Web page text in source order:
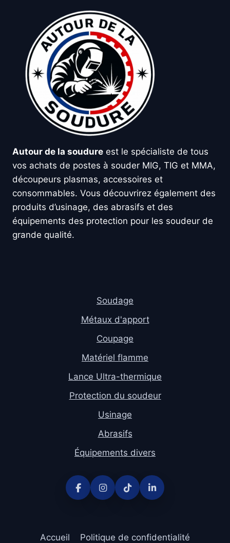
Autour de la soudure est le spécialiste de tous
vos achats de postes à souder MIG, TIG et MMA,
découpeurs plasmas, accessoires et
consommables. Vous découvrirez également des
produits d’usinage, des abrasifs et des
équipements des protection pour les soudeur de
grande qualité.
Soudage
Métaux d'apport
Coupage
Matériel flamme
Lance Ultra-thermique
Protection du soudeur
Usinage
Abrasifs
Équipements divers
Accueil Politique de confidentialité